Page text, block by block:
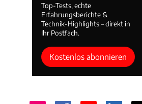
Top-Tests, echte
Erfahrungsberichte &
Technik-Highlights – direkt in
Ihr Postfach.
Kostenlos abonnieren